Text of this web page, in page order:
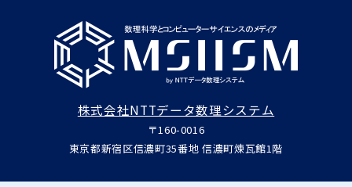
株式会社NTTデータ数理システム
〒160-0016
東京都新宿区信濃町35番地 信濃町煉瓦館1階